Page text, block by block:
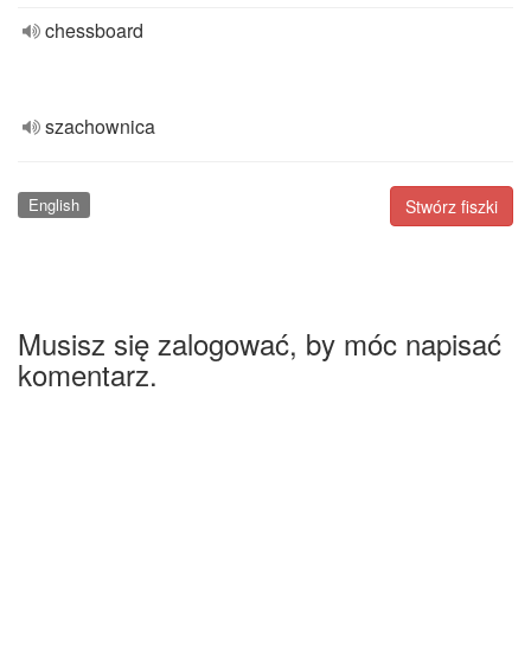
chessboard
szachownica
Stwórz fiszki
English
Musisz się zalogować, by móc napisać
komentarz.